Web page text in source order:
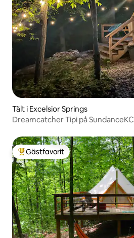
Tält i Excelsior Springs
Dreamcatcher Tipi på SundanceKC
Populär gästfavorit
Gästfavorit